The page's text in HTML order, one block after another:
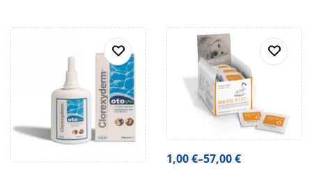
1,00€–57,00€